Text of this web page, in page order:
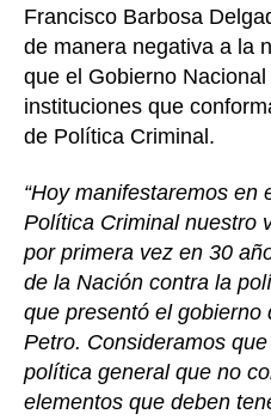
Francisco Barbosa
de manera negativa a la
que el Gobierno
instituciones que
de Política Criminal.
“Hoy manifestaremos en
Política Criminal nuestro
por primera vez en 30
de la Nación contra la
que presentó el gobierno
Petro. Consideramos
política general que no
elementos que deben